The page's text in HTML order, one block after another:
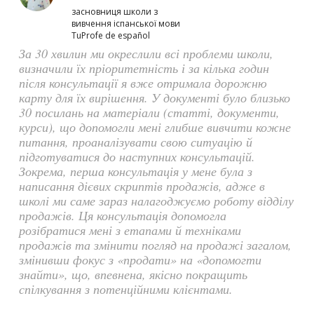
засновниця школи з
вивчення іспанської мови
TuProfe de español
За 30 хвилин ми окреслили всі проблеми школи,
визначили їх пріоритетність і за кілька годин
після консультації я вже отримала дорожню
карту для їх вирішення. У документі було близько
30 посилань на матеріали (статті, документи,
курси), що допомогли мені глибше вивчити кожне
питання, проаналізувати свою ситуацію й
підготуватися до наступних консультацій.
Зокрема, перша консультація у мене була з
написання дієвих скриптів продажів, адже в
школі ми саме зараз налагоджуємо роботу відділу
продажів. Ця консультація допомогла
розібратися мені з етапами й техніками
продажів та змінити погляд на продажі загалом,
змінивши фокус з «продати» на «допомогти
знайти», що, впевнена, якісно покращить
спілкування з потенційними клієнтами.